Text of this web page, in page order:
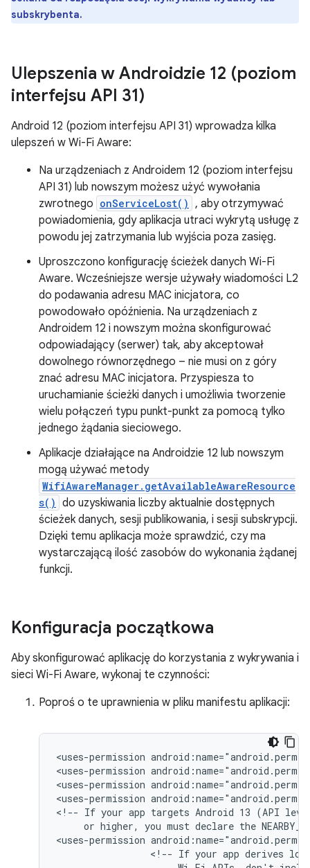
subskrybenta.
Ulepszenia w Androidzie 12 (poziom
interfejsu API 31)
Android 12 (poziom interfejsu API 31) wprowadza kilka
ulepszeń w Wi-Fi Aware:
Na urządzeniach z Androidem 12 (poziom interfejsu
API 31) lub nowszym możesz użyć wywołania
zwrotnego onServiceLost() , aby otrzymywać
powiadomienia, gdy aplikacja utraci wykrytą usługę z
powodu jej zatrzymania lub wyjścia poza zasięg.
Uproszczono konfigurację ścieżek danych Wi-Fi
Aware. Wcześniejsze wersje używały wiadomości L2
do podawania adresu MAC inicjatora, co
powodowało opóźnienia. Na urządzeniach z
Androidem 12 i nowszym można skonfigurować
odpowiadający (serwer) tak, aby akceptował
dowolnego równorzędnego – nie musi on z góry
znać adresu MAC inicjatora. Przyspiesza to
uruchamianie ścieżki danych i umożliwia tworzenie
wielu połączeń typu punkt-punkt za pomocą tylko
jednego żądania sieciowego.
Aplikacje działające na Androidzie 12 lub nowszym
mogą używać metody
WifiAwareManager.getAvailableAwareResource
s() do uzyskiwania liczby aktualnie dostępnych
ścieżek danych, sesji publikowania, i sesji subskrypcji.
Dzięki temu aplikacja może sprawdzić, czy ma
wystarczającą ilość zasobów do wykonania żądanej
funkcji.
Konfiguracja początkowa
Aby skonfigurować aplikację do korzystania z wykrywania i
sieci Wi-Fi Aware, wykonaj te czynności:
Poproś o te uprawnienia w pliku manifestu aplikacji:
<uses-permission
<uses-permission
<uses-permission
<uses-permission
<!-- If your app targets Android 13 (API
or higher, you must declare the
<uses-permission
<!-- If your app derives